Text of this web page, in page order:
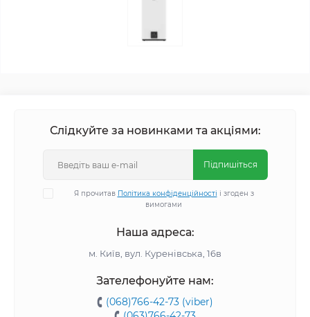
Слідкуйте за новинками та акціями:
Підпишіться
Я прочитав Політика конфіденційності і згоден з
вимогами
Наша адреса:
м. Київ, вул. Куренівська, 16в
Зателефонуйте нам:
(068)766-42-73 (viber)